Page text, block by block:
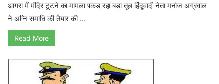
आगरा में मंदिर टूटने का मामला पकड़ रहा बड़ा तूल हिंदूवादी नेता मनोज अग्रवाल
ने अग्नि समाधि की तैयार की ...
Read More